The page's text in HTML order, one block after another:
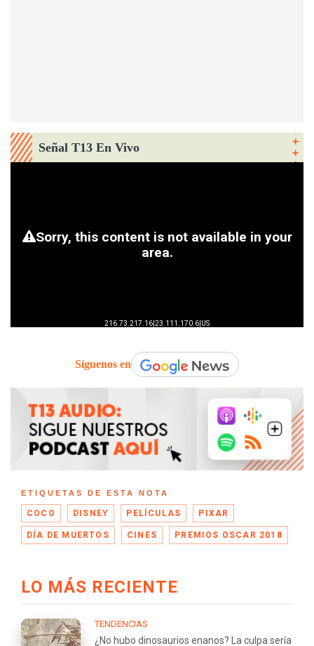
Señal T13 En Vivo
Síguenos en
ETIQUETAS DE ESTA NOTA
COCO DISNEY PELÍCULAS PIXAR
DÍA DE MUERTOS CINES PREMIOS OSCAR 2018
LO MÁS RECIENTE
TENDENCIAS
¿No hubo dinosaurios enanos? La culpa sería